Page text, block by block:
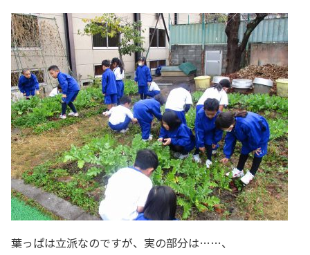
葉っぱは立派なのですが、実の部分は……、